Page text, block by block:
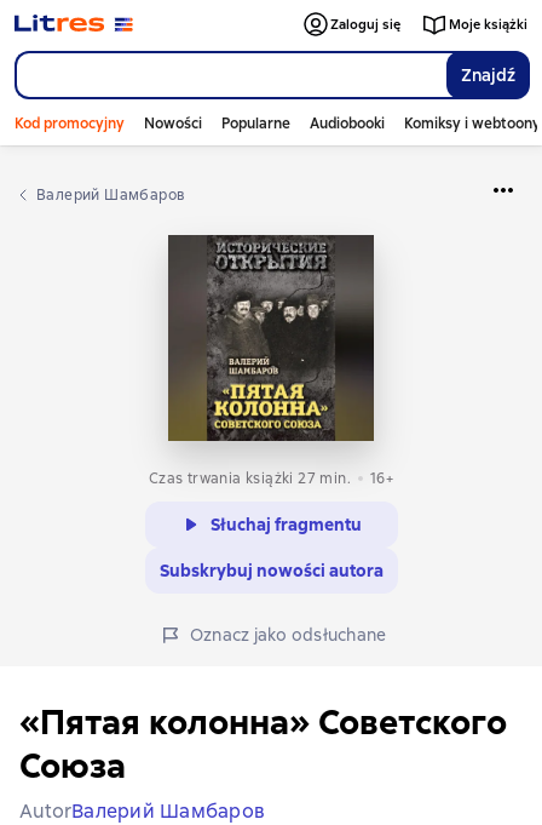
Znajdź
Zaloguj się Moje książki
Kod promocyjny Nowości Popularne Audiobooki Komiksy i webtoony
Валерий Шамбаров
Czas trwania książki 27 min. 16+
Słuchaj fragmentu
Subskrybuj nowości autora
Oznacz jako odsłuchane
«Пятая колонна» Советского
Союза
AutorВалерий Шамбаров